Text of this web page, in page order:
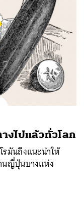
งไปแล้วทั่วโลก
มันถึงแนะนำให้
ญี่ปุ่นบางแห่ง